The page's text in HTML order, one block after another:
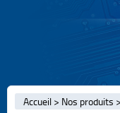
Accueil > Nos produits >